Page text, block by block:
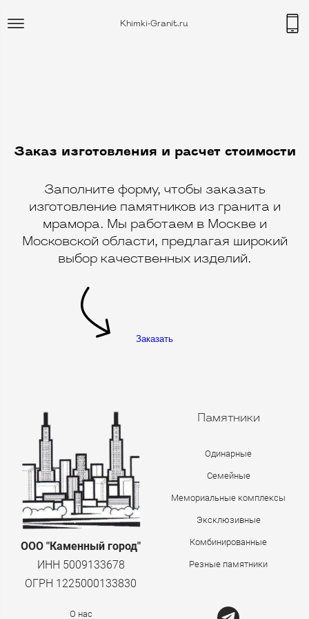
Khimki-Granit.ru
Заказ изготовления и расчет стоимости
Заполните форму, чтобы заказать
изготовление памятников из гранита и
мрамора. Мы работаем в Москве и
Московской области, предлагая широкий
выбор качественных изделий.
Заказать
ООО "Каменный город"
ИНН 5009133678
ОГРН 1225000133830
Памятники
Одинарные
Семейные
Мемориальные комплексы
Эксклюзивные
Комбинированные
Резные памятники
О нас